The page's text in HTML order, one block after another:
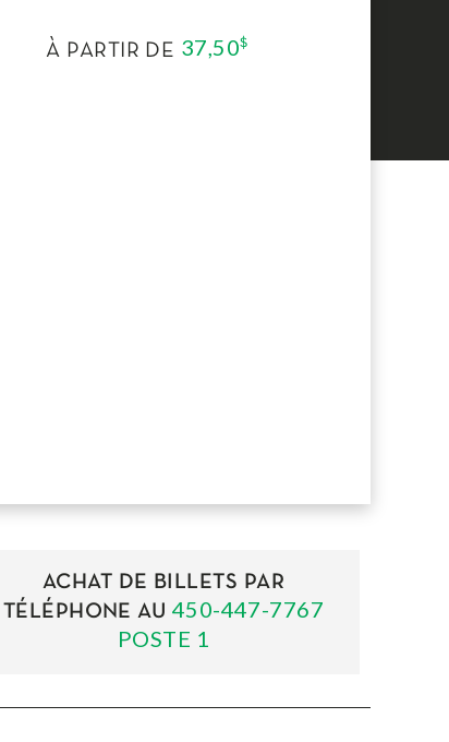
À PARTIR DE 37,50$
ACHAT DE BILLETS PAR
TÉLÉPHONE AU 450-447-7767
POSTE 1